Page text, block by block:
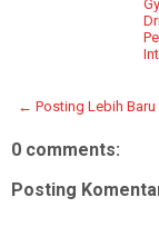
← Posting Lebih Baru
0 comments:
Posting